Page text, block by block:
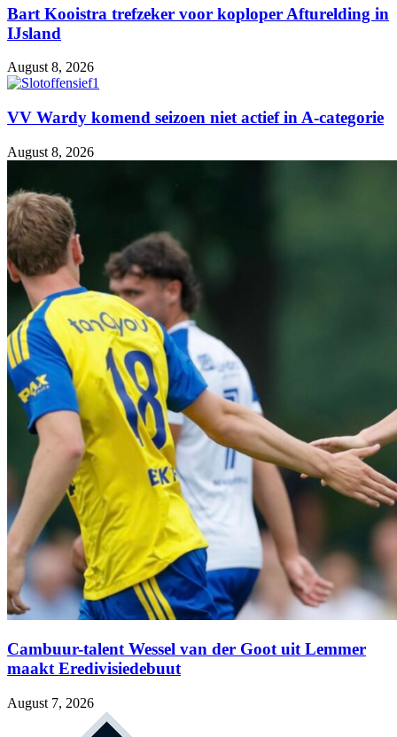
Bart Kooistra trefzeker voor koploper Afturelding in
IJsland
August 8, 2026
VV Wardy komend seizoen niet actief in A-categorie
August 8, 2026
Cambuur-talent Wessel van der Goot uit Lemmer
maakt Eredivisiedebuut
August 7, 2026